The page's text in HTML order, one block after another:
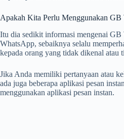
Apakah Kita Perlu Menggunakan GB
Itu dia sedikit informasi mengenai
WhatsApp, sebaiknya selalu
kepada orang yang tidak dikenal atau
Jika Anda memiliki pertanyaan atau
ada juga beberapa aplikasi pesan
menggunakan aplikasi pesan instan.